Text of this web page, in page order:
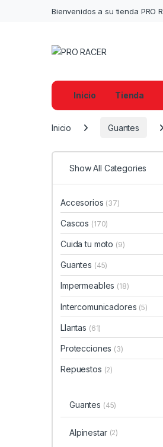
Bienvenidos a su tienda PRO
Inicio Tienda
Inicio Guantes
Show All Categories
Accesorios (37)
Cascos (170)
Cuida tu moto (9)
Guantes (45)
Impermeables (18)
Intercomunicadores (5)
Llantas (61)
Protecciones (3)
Repuestos (2)
Guantes (45)
Alpinestar (2)